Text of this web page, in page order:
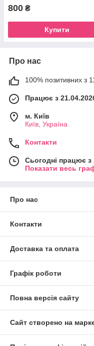
800 ₴
Купити
Про нас
100% позитивних з 11
Працює з
м. Київ
Київ, Україна
Контакти
Сьогодні працює з
Показати весь
Про нас
Контакти
Доставка та оплата
Графік роботи
Повна версія сайту
Сайт створено на